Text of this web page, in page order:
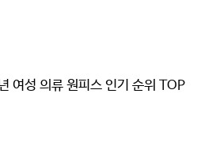
여성 의류 원피스 인기 순위 TOP